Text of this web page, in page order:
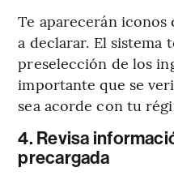
Te aparecerán
a declarar. El sistema
preselección de los
importante que se
sea acorde con tu
4. Revisa
precargada